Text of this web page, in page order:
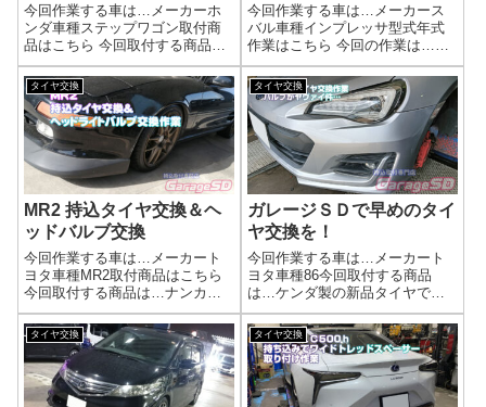
今回作業する車は…メーカーホ
ンダ車種ステップワゴン取付商
品はこちら 今回取付する商品
は…YOKOHAMA BlueEarth RV
RV03 205/60R16作業写真古いタ
イヤは危険です。タイヤ交換の
工賃は？新品タイヤで安心のド
ライブを！...
今回作業する車は…メーカース
バル車種インプレッサ型式年式
作業はこちら 今回の作業は…フ
ェンダーの爪折り作業参考リン
ク爪折り作業＆爪切り作業タイ
ヤ交換時にフェンダーに干渉す
るかもしれませんって事でまず
はタイヤ交換。太いタイヤに替
える場合や、前...
タイヤ交換
MR2 持込タイヤ交換＆ヘ
ッドバルブ交換
今回作業する車は…メーカート
ヨタ車種MR2取付商品はこちら
今回取付する商品は…ナンカン
タイヤ NS-2 215/40R17
235/40R17前後でサイズが違うの
で注意して取り付けましょうね
(^^)/作業写真ハブ清掃作業をご依
頼いただきま...
タイヤ交換
ガレージＳＤで早めのタイ
ヤ交換を！
今回作業する車は…メーカート
ヨタ車種86今回取付する商品
は…ケンダ製の新品タイヤで
す 215/45 17こんなタイヤは
ダメ！こんな状態までタイヤは
使ってはダメです！作業写真新
品タイヤに交換する時にはバル
ブ交換も一緒にしましょうね。
持ち込みタ...
タイヤ交換 タイヤ交換